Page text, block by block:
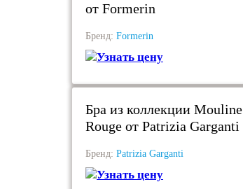
от Formerin
Бренд: Formerin
Узнать цену
Бра из коллекции Mouline
Rouge от Patrizia Garganti
Бренд: Patrizia Garganti
Узнать цену